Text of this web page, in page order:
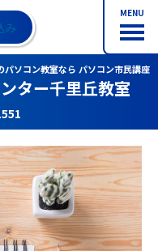
MENU
み
ソコン教室なら パソコン市民講座
ター千里丘教室